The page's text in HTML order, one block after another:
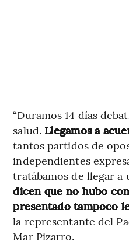
“Duramos 14 días
salud. Llegamos a
tantos partidos de
independientes
tratábamos de llegar
dicen que no hubo
presentado tampoco
la representante del
Mar Pizarro.